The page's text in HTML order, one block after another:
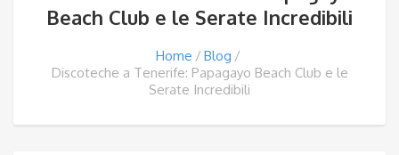
Beach Club e le Serate Incredibili
Home
Blog
Discoteche a Tenerife: Papagayo Beach Club e le
Serate Incredibili